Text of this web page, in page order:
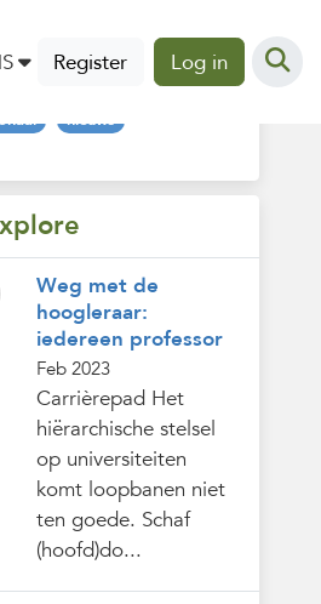
Register Log in
nieuws
Weg met de
hoogleraar:
iedereen professor
Feb 2023
Carrièrepad Het
hiërarchische stelsel
op universiteiten
komt loopbanen niet
ten goede. Schaf
(hoofd)do...